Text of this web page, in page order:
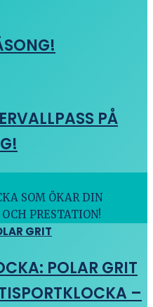
PÅ
SOM ÖKAR DIN
PRESTATION!
POLAR GRIT
–